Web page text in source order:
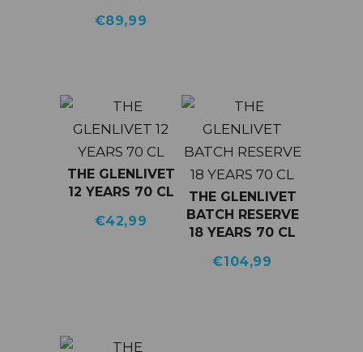
€89,99
THE GLENLIVET
12 YEARS 70 CL
€42,99
THE GLENLIVET
BATCH RESERVE
18 YEARS 70 CL
€104,99